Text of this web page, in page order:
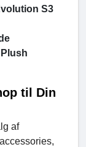
S3
til Din
af